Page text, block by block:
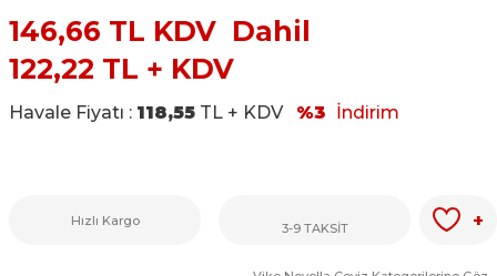
146,66 TL KDV Dahil
122,22 TL + KDV
Havale Fiyatı : 118,55 TL + KDV %3 İndirim
Hızlı Kargo 3-9 TAKSİT +